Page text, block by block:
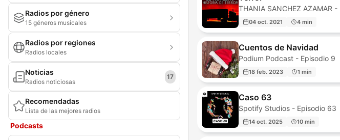
Radios por género
15 géneros musicales
Radios por regiones
Radios locales
Noticias
Radios noticiosas
17
Recomendadas
Lista de las mejores radios
Podcasts
THANIA SANCHEZ AZAMAR -
04 oct. 2021 4 min
Cuentos de Navidad
Podium Podcast - Episodio 9
18 feb. 2023 1 min
Caso 63
Spotify Studios - Episodio 63
14 oct. 2025 10 min